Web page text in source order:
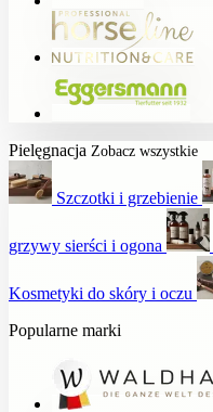
Pielęgnacja Zobacz wszystkie
Szczotki i grzebienie
grzywy sierści i ogona
Kosmetyki do skóry i oczu
Popularne marki